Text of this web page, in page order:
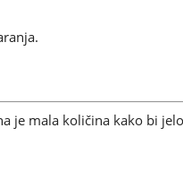
je mala količina kako bi